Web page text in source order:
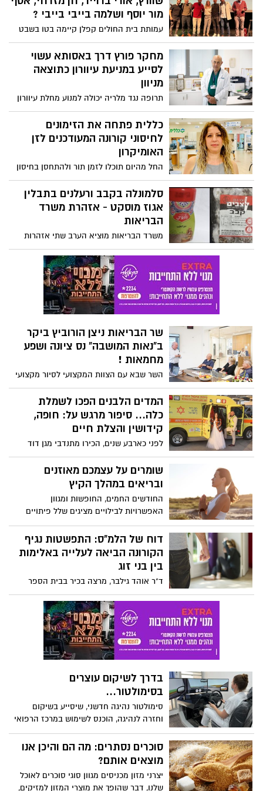
מור יוסף ושלמה בייבי בייבי ?
עמותת בית החולים קפלן קיימה בטו בשבט
ערב סטנדאפ ייחודי, בהשתתפות 5 אמנים
מובילים - ליטל שוורץ, אורי ברוייר, חן מזרחי,
אסף מור יוסף ושלמה בייבי בייבי. ההכנסות
לטובת הקמת מרפאת ילדים חדשה
ומתקדמת בבית החולים.
מחקר פורץ דרך באסותא עשוי
לסייע במניעת עיוורון כתוצאה
מניוון
תרופה נגד מלריה יכולה למנוע מחלת עיוורון
ממנה סובלים 9% מכלל האוכלוסייה ו 20%
מבני ה70 ומעלה. פרופ' פיקל מנהל מחלקת
עיניים וממובילי המחקר: "פעם ראשונה
שנמצאה תרופה בעלת אפקטיביות גבוהה
למניעת המחלה"
כללית פתחה את הזימונים
לחיסוני קורונה המעודכנים לזן
האומיקרון
החל מהיום תוכלו לזמן תור ולהתחסן בחיסון
החדש והיעיל כנגד זן האומיקרון. הזימונים
יפתחו בהדרגה ובהתאם למועד אספקת
החיסונים למרפאות על ידי משרד הבריאות.
סלמונלה בקבב ורעלנים בתבלין
אגוז מוסקט - אזהרת משרד
הבריאות
משרד הבריאות מוציא הערב שתי אזהרות
לציבור, בעקבות ביקורות שערכו שירותי המזון
בשתי חברות מזון. באחת נמצאו רעלנים
בכמות גבוהה בתבלין אגוז מוסקט טחון,
והאזהרה השניה נוגעת למוצר קבב בו התגלה
חיידק הסלמונלה
שר הבריאות ניצן הורוביץ ביקר
ב"נאות המושבה" נס ציונה ושפע
מחמאות !
השר שבא עם הצוות המקצועי לסיור מקצועי
סיכם: ״אם לא תכבד את הוריך, לא יכבדוך
בניך״. רובנו לא רוצים לחשוב על זה,
מדחיקים. אבל כולנו נהיה שם, או שאנחנו
כבר שם, לכולנו יש הורים, ואנחנו חייבים
לחשוב על זה. לכן אני מגביר את המאמץ
בתחום הגריאטריה. היום עמדתי מקרוב על
נאות המושבה בנס ציונה.
המדים הלבנים הפכו לשמלת
כלה... סיפור מרגש על: חופה,
קידושין והצלת חיים
לפני כארבע שנים, הכירו מתנדבי מגן דוד
אדום רועי ולין בתחנת מד"א באשקלון – מאז
הפכו לזוג, ולאחרונה - התחתנו. הם בחרו
ביום חתונתם המרגש לחזור לסשן צילומים
שומרים על עצמכם מאוזנים
ובריאים במהלך הקיץ
החודשים החמים, החופשות ומגוון
האפשרויות לבילויים מציגים שלל פיתויים
בשעות הפנאי והערב.
דוח של הלמ"ס: התפשטות נגיף
הקורונה הביאה לעלייה באלימות
בין בני זוג
ד"ר אוהד גילבר, מרצה בכיר בבית הספר
לעבודה סוציאלית ורווחה חברתית
באוניברסיטה העברית בירושלים, ערך דוח
מיוחד עבור הלשכה המרכזית לסטטיסטיקה,
שסקר אלימות בין בני זוג על רקע התפשטות
נגיף הקורונה בעולם. הנתונים מצביעים על
עליה במקרי האלימות בין בני זוג, על רקע
בדרך לשיקום עוצרים
בסימולטור...
סימולטור נהיגה חדשני, שיסייע בשיקום
וחזרה לנהיגה, הוכנס לשימוש במרכז הרפואי
גריאטרי שיקומי הרצפלד. מדמה את חווית
הנהיגה ברכב באמצעות השימוש במושב
חשמלי מתכוונן, חגורת בטיחות, הגה, דוושות
סוכרים נסתרים: מה הם והיכן אנו
מוצאים אותם?
יצרני מזון מכניסים מגוון סוגי סוכרים לאוכל
שלנו, דבר שהופך את מוצרי המזון למזיקים,